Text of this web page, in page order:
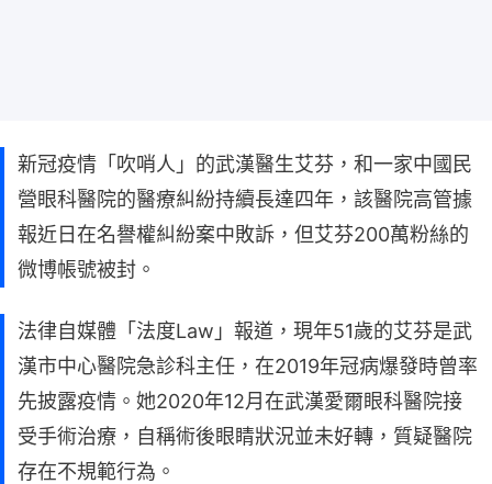
新冠疫情「吹哨人」的武漢醫生艾芬，和一家中國民
營眼科醫院的醫療糾紛持續長達四年，該醫院高管據
報近日在名譽權糾紛案中敗訴，但艾芬200萬粉絲的
微博帳號被封。
法律自媒體「法度Law」報道，現年51歲的艾芬是武
漢市中心醫院急診科主任，在2019年冠病爆發時曾率
先披露疫情。她2020年12月在武漢愛爾眼科醫院接
受手術治療，自稱術後眼睛狀況並未好轉，質疑醫院
存在不規範行為。